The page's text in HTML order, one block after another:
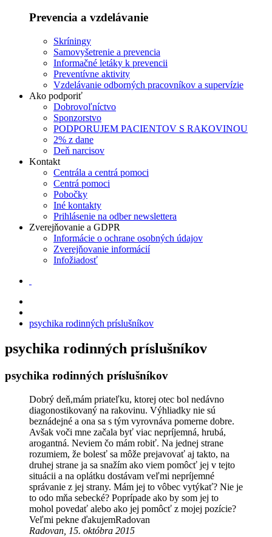
Prevencia a vzdelávanie
Skríningy
Samovyšetrenie a prevencia
Informačné letáky k prevencii
Preventívne aktivity
Vzdelávanie odborných pracovníkov a supervízie
Ako podporiť
Dobrovoľníctvo
Sponzorstvo
PODPORUJEM PACIENTOV S RAKOVINOU
2% z dane
Deň narcisov
Kontakt
Centrála a centrá pomoci
Centrá pomoci
Pobočky
Iné kontakty
Prihlásenie na odber newslettera
Zverejňovanie a GDPR
Informácie o ochrane osobných údajov
Zverejňovanie informácií
Infožiadosť
psychika rodinných príslušníkov
psychika rodinných príslušníkov
psychika rodinných príslušníkov
Dobrý deň,mám priateľku, ktorej otec bol nedávno
diagonostikovaný na rakovinu. Výhliadky nie sú
beznádejné a ona sa s tým vyrovnáva pomerne dobre.
Avšak voči mne začala byť viac nepríjemná, hrubá,
arogantná. Neviem čo mám robiť. Na jednej strane
rozumiem, že bolesť sa môže prejavovať aj takto, na
druhej strane ja sa snažím ako viem pomôcť jej v tejto
situácii a na oplátku dostávam veľmi nepríjemné
správanie z jej strany. Mám jej to vôbec vytýkať? Nie je
to odo mňa sebecké? Poprípade ako by som jej to
mohol povedať alebo ako jej pomôcť z mojej pozície?
Veľmi pekne ďakujemRadovan
Radovan, 15. októbra 2015